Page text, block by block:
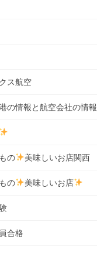
ス航空
の情報と航空会社の情報
の 美味しいお店関西
の 美味しいお店
合格